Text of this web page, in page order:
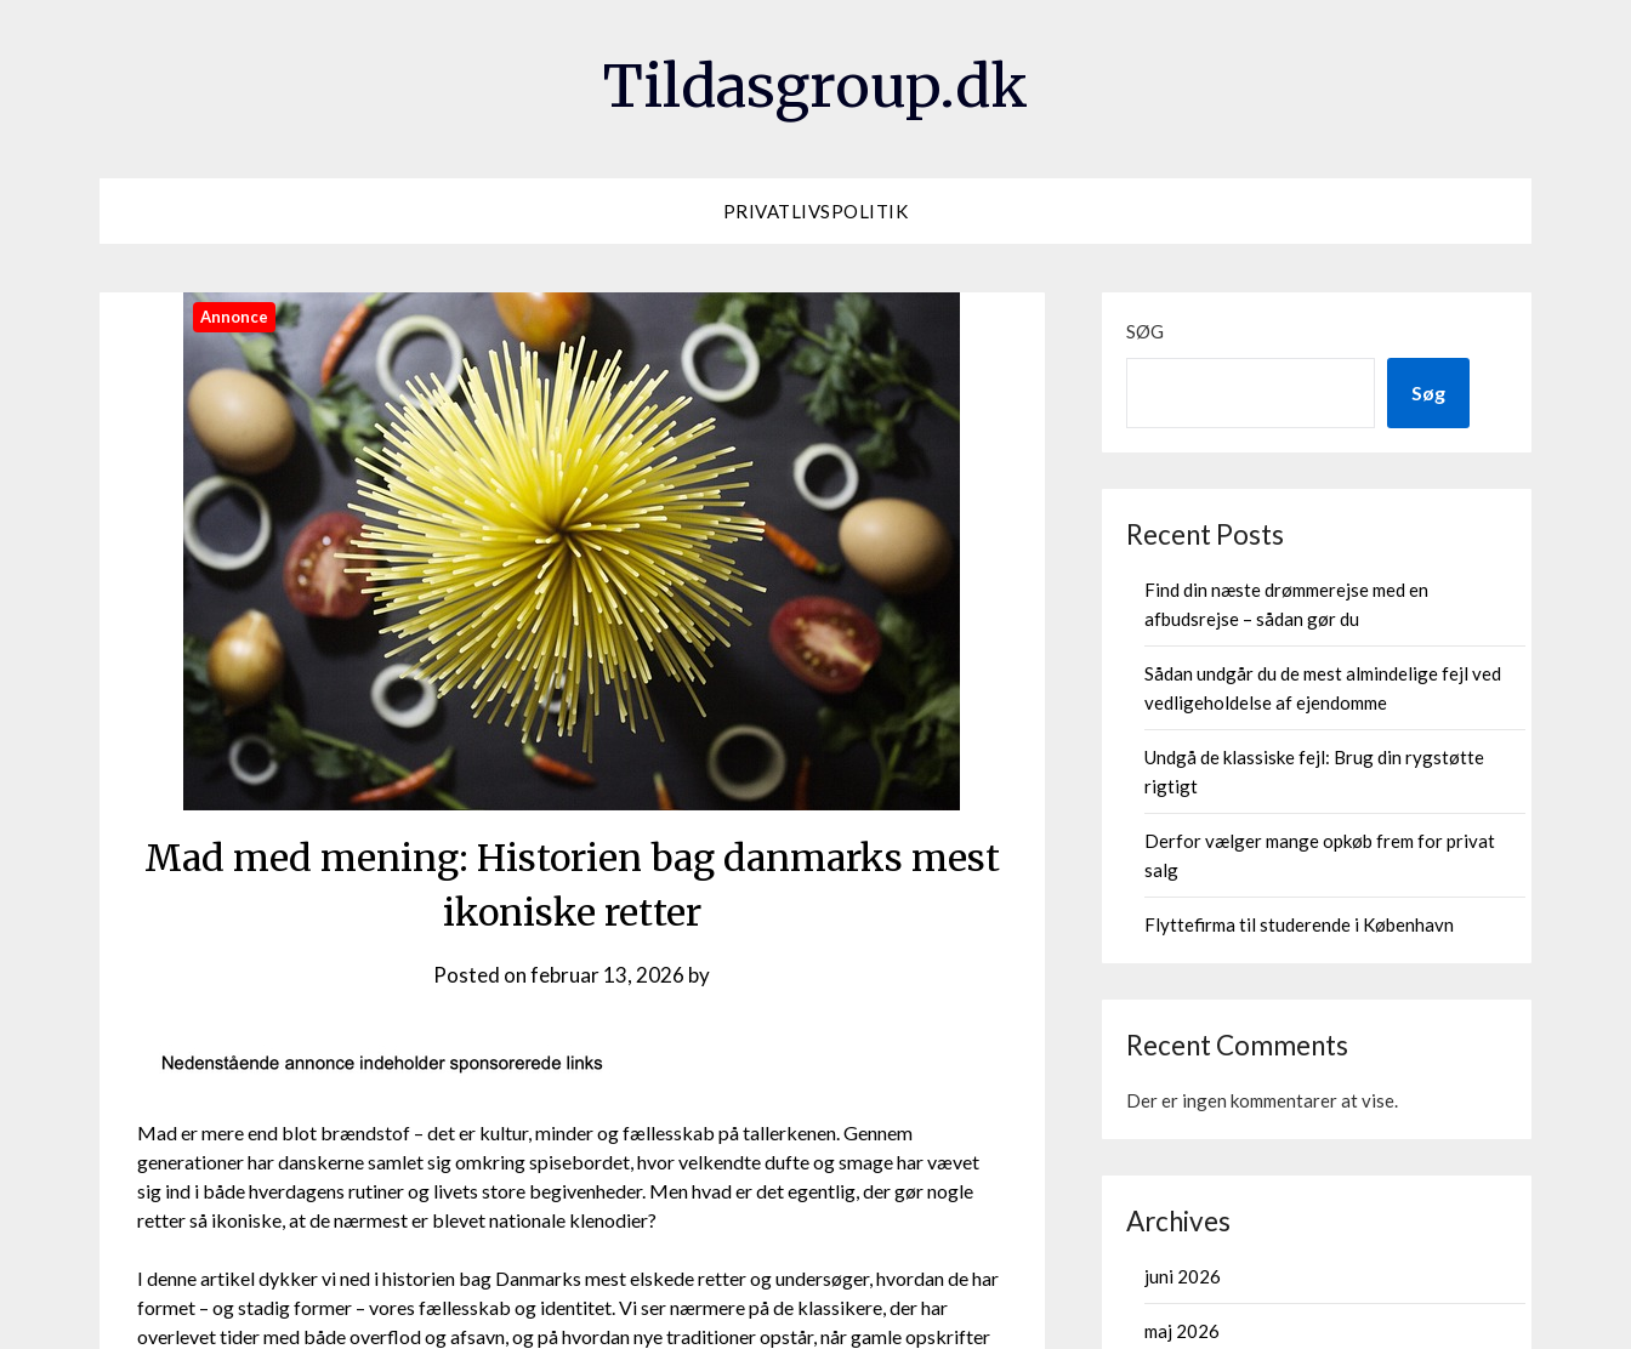
Tildasgroup.dk
PRIVATLIVSPOLITIK
Annonce
Mad med mening: Historien bag danmarks mest
ikoniske retter
Posted onfebruar 13, 2026 by
Mad er mere end blot brændstof – det er kultur, minder og fællesskab på tallerkenen. Gennem
generationer har danskerne samlet sig omkring spisebordet, hvor velkendte dufte og smage har vævet
sig ind i både hverdagens rutiner og livets store begivenheder. Men hvad er det egentlig, der gør nogle
retter så ikoniske, at de nærmest er blevet nationale klenodier?
I denne artikel dykker vi ned i historien bag Danmarks mest elskede retter og undersøger, hvordan de har
formet – og stadig former – vores fællesskab og identitet. Vi ser nærmere på de klassikere, der har
overlevet tider med både overflod og afsavn, og på hvordan nye traditioner opstår, når gamle opskrifter
SØG
Søg
Recent Posts
Find din næste drømmerejse med en
afbudsrejse – sådan gør du
Sådan undgår du de mest almindelige fejl ved
vedligeholdelse af ejendomme
Undgå de klassiske fejl: Brug din rygstøtte
rigtigt
Derfor vælger mange opkøb frem for privat
salg
Flyttefirma til studerende i København
Recent Comments
Der er ingen kommentarer at vise.
Archives
juni 2026
maj 2026